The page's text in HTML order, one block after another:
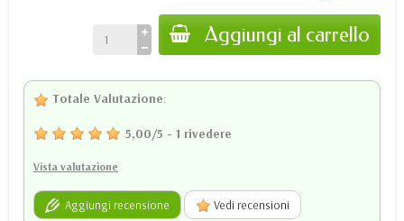
Aggiungi al carrello
Totale Valutazione:
5,00/5 - 1 rivedere
Vista valutazione
Aggiungi recensione Vedi recensioni